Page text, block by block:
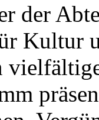
der
Kultur